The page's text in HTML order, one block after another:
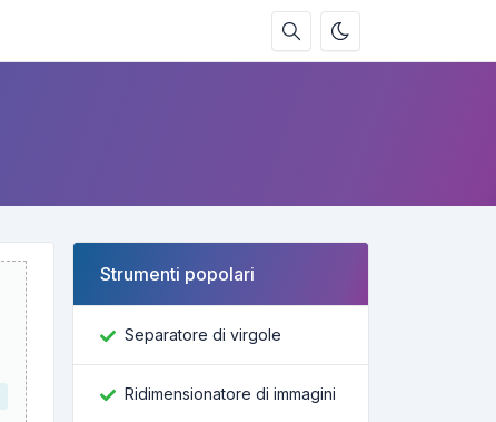
Strumenti popolari
Separatore di virgole
Ridimensionatore di immagini